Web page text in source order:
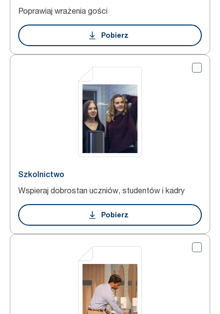
Poprawiaj wrażenia gości
Pobierz
Szkolnictwo
Wspieraj dobrostan uczniów, studentów i kadry
Pobierz